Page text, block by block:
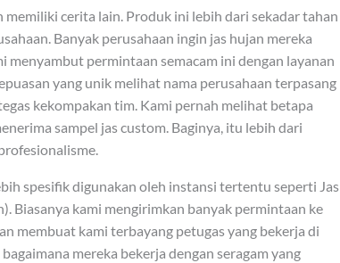
memiliki cerita lain. Produk ini lebih dari sekadar tahan
Banyak perusahaan ingin jas hujan mereka
menyambut permintaan semacam ini dengan layanan
yang unik melihat nama perusahaan terpasang
kekompakan tim. Kami pernah melihat betapa
sampel jas custom. Baginya, itu lebih dari
spesifik digunakan oleh instansi tertentu seperti Jas
Biasanya kami mengirimkan banyak permintaan ke
membuat kami terbayang petugas yang bekerja di
mereka bekerja dengan seragam yang